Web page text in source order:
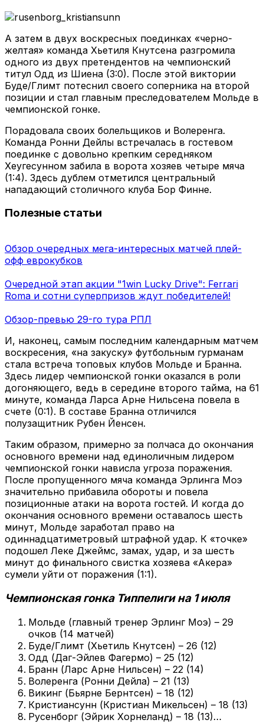
А затем в двух воскресных поединках «черно-
желтая» команда Хьетиля Кнутсена разгромила
одного из двух претендентов на чемпионский
титул Одд из Шиена (3:0). После этой виктории
Буде/Глимт потеснил своего соперника на второй
позиции и стал главным преследователем Мольде в
чемпионской гонке.
Порадовала своих болельщиков и Волеренга.
Команда Ронни Дейлы встречалась в гостевом
поединке с довольно крепким середняком
Хеугесунном забила в ворота хозяев четыре мяча
(1:4). Здесь дублем отметился центральный
нападающий столичного клуба Бор Финне.
Полезные статьи
Обзор очередных мега-интересных матчей плей-
офф еврокубков
Очередной этап акции "1win Lucky Drive": Ferrari
Roma и сотни суперпризов ждут победителей!
Обзор-превью 29-го тура РПЛ
И, наконец, самым последним календарным матчем
воскресения, «на закуску» футбольным гурманам
стала встреча топовых клубов Мольде и Бранна.
Здесь лидер чемпионской гонки оказался в роли
догоняющего, ведь в середине второго тайма, на 61
минуте, команда Ларса Арне Нильсена повела в
счете (0:1). В составе Бранна отличился
полузащитник Рубен Йенсен.
Таким образом, примерно за полчаса до окончания
основного времени над единоличным лидером
чемпионской гонки нависла угроза поражения.
После пропущенного мяча команда Эрлинга Моэ
значительно прибавила обороты и повела
позиционные атаки на ворота гостей. И когда до
окончания основного времени оставалось шесть
минут, Мольде заработал право на
одиннадцатиметровый штрафной удар. К «точке»
подошел Леке Джеймс, замах, удар, и за шесть
минут до финального свистка хозяева «Акера»
сумели уйти от поражения (1:1).
Чемпионская гонка Типпелиги на 1 июля
Мольде (главный тренер Эрлинг Моэ) – 29
очков (14 матчей)
Буде/Глимт (Хьетиль Кнутсен) – 26 (12)
Одд (Даг-Эйлев Фагермо) – 25 (12)
Бранн (Ларс Арне Нильсен) – 22 (14)
Волеренга (Ронни Дейла) – 21 (13)
Викинг (Бьярне Бернтсен) – 18 (12)
Кристиансунн (Кристиан Микельсен) – 18 (13)
Русенборг (Эйрик Хорнеланд) – 18 (13)…